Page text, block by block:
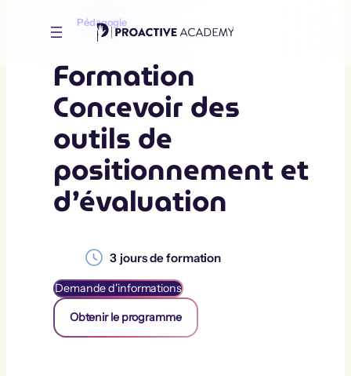
Pédagogie
Formation
Concevoir des
outils de
positionnement et
d’évaluation
3 jours de formation
Demande d'informations
Obtenir le programme